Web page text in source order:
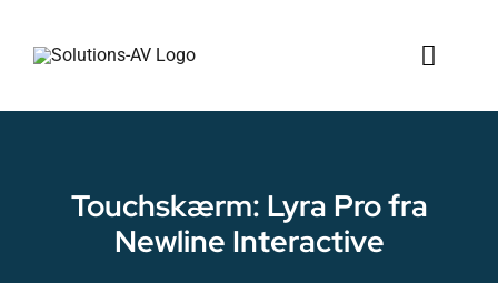
Newline skærme
Løsninger
Touchskærm: Lyra Pro fra
Newline Interactive